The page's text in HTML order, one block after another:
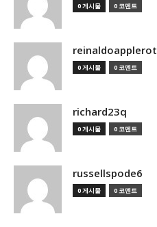
0 게시물 0 코멘트
reinaldoapplerot
0 게시물 0 코멘트
richard23q
0 게시물 0 코멘트
russellspode6
0 게시물 0 코멘트